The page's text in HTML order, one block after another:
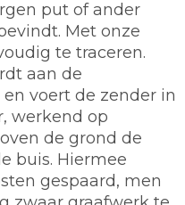
put of ander
Met onze
te traceren.
aan de
voert de zender in
werkend op
de grond de
buis. Hiermee
gespaard, men